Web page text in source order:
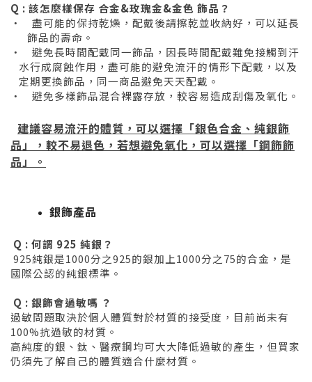
Q : 該怎麼樣保存 合金&玫瑰金&金色 飾品？
‧
盡可能的保持乾燥，配戴後請擦乾並收納好，可以延長
飾品的壽命。
‧
避免長時間配戴同一飾品，因長時間配戴難免接觸到汗
水行成腐蝕作用，盡可能的避免流汗的情形下配戴，以及
定期更換飾品，同一商品避免天天配戴。
‧
避免多樣飾品混合裸露存放，較容易造成刮傷及氧化。
建議容易流汗的體質，可以選擇「銀色合金、純銀飾
品」，較不易退色，若想避免氧化，可以選擇「鋼飾飾
品」。
銀飾產品
Q : 何謂 925 純銀？
925純銀是1000分之925的銀加上1000分之75的合金，是
國際公認的純銀標準。
Q : 銀飾會過敏嗎 ？
過敏問題取決於個人體質對於材質的接受度，目前尚未有
100%抗過敏的材質。
高純度的銀、鈦、醫療鋼均可大大降低過敏的產生，但買家
仍須先了解自己的體質適合什麼材質。